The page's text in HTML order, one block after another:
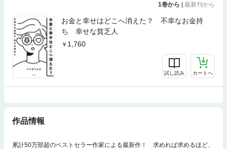
1巻から | 最新刊から
お金と幸せはどこへ消えた？ 不幸なお金持
ち 幸せな貧乏人
1,760
試し読み カートへ
作品情報
累計50万部超のベストセラー作家による最新作！ 求めれば求めるほど、